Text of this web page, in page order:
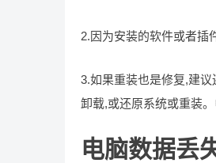
2.因为安装的软件或者插
3.如果重装也是修复,建
卸载,或还原系统或重装
电脑数据丢